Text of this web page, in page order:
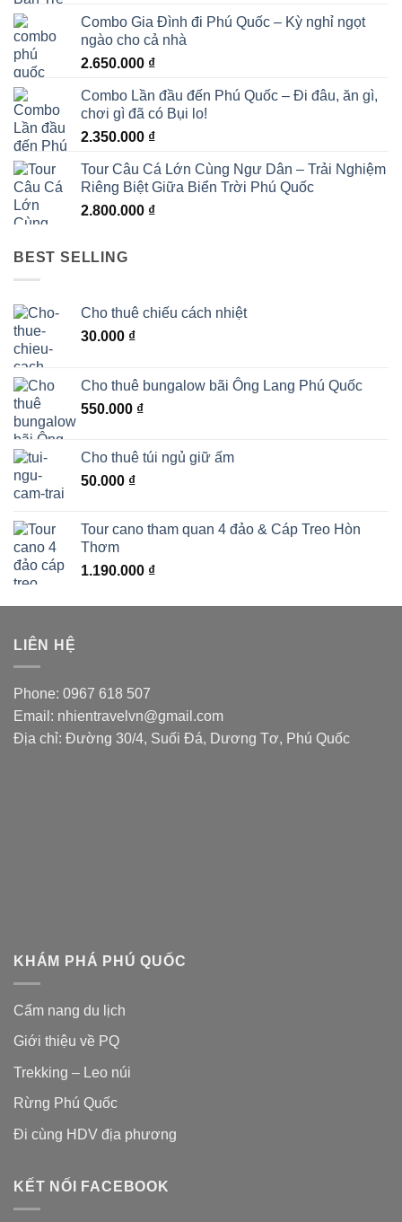
Combo Gia Đình đi Phú Quốc – Kỳ nghỉ ngọt
ngào cho cả nhà
2.650.000 ₫
Combo Lần đầu đến Phú Quốc – Đi đâu, ăn gì,
chơi gì đã có Bụi lo!
2.350.000 ₫
Tour Câu Cá Lớn Cùng Ngư Dân – Trải Nghiệm
Riêng Biệt Giữa Biển Trời Phú Quốc
2.800.000 ₫
BEST SELLING
Cho thuê chiếu cách nhiệt
30.000 ₫
Cho thuê bungalow bãi Ông Lang Phú Quốc
550.000 ₫
Cho thuê túi ngủ giữ ấm
50.000 ₫
Tour cano tham quan 4 đảo & Cáp Treo Hòn
Thơm
1.190.000 ₫
LIÊN HỆ
Phone: 0967 618 507
Email: nhientravelvn@gmail.com
Địa chỉ: Đường 30/4, Suối Đá, Dương Tơ, Phú Quốc
KHÁM PHÁ PHÚ QUỐC
Cẩm nang du lịch
Giới thiệu về PQ
Trekking – Leo núi
Rừng Phú Quốc
Đi cùng HDV địa phương
KẾT NỐI FACEBOOK